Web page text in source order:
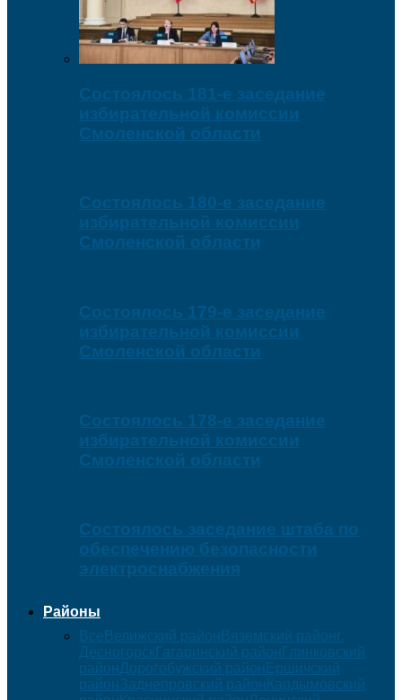
Состоялось 181-е заседание
избирательной комиссии
Смоленской области
Состоялось 180-е заседание
избирательной комиссии
Смоленской области
Состоялось 179-е заседание
избирательной комиссии
Смоленской области
Состоялось 178-е заседание
избирательной комиссии
Смоленской области
Состоялось заседание штаба по
обеспечению безопасности
электроснабжения
Районы
Все Велижский район Вяземский районг.
Десногорск Гагаринский район Глинковский
район Дорогобужский район Ершичский
район Заднепровский район Кардымовский